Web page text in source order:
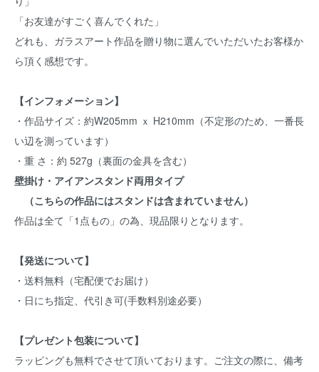
「お友達がすごく喜んでくれた」
どれも、ガラスアート作品を贈り物に選んでいただいたお客様か
ら頂く感想です。
【インフォメーション】
・作品サイズ：約W205mm ｘ H210mm（不定形のため、一番長
い辺を測っています）
・重 さ：約 527g（裏面の金具を含む）
壁掛け・アイアンスタンド両用タイプ
（こちらの作品にはスタンドは含まれていません）
作品は全て「1点もの」の為、現品限りとなります。
【発送について】
・送料無料（宅配便でお届け）
・日にち指定、代引き可(手数料別途必要）
【プレゼント包装について】
ラッピングも無料でさせて頂いております。ご注文の際に、備考